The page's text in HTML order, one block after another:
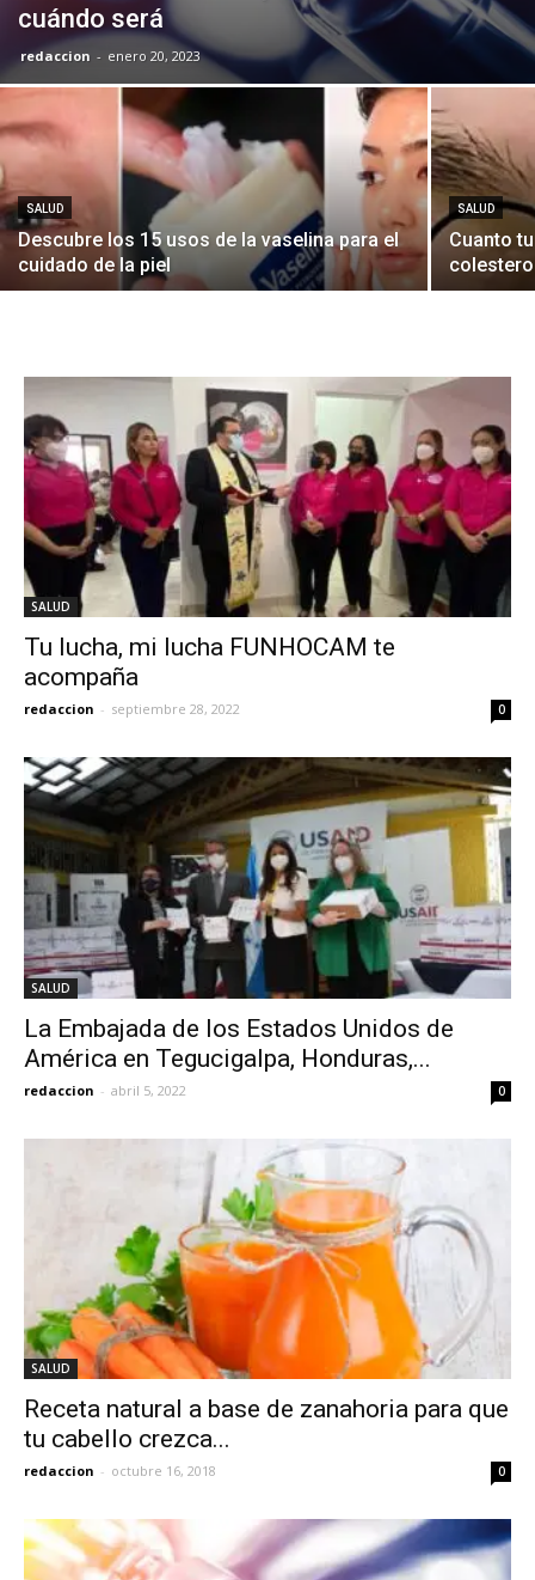
cuándo será
redaccion - enero 20, 2023
SALUD
Descubre los 15 usos de la vaselina para el
cuidado de la piel
SALUD
Cuanto
SALUD
Tu lucha, mi lucha FUNHOCAM te
acompaña
redaccion - septiembre 28, 2022 0
SALUD
La Embajada de los Estados Unidos de
América en Tegucigalpa, Honduras,...
redaccion - abril 5, 2022 0
SALUD
Receta natural a base de zanahoria para que
tu cabello crezca...
redaccion - octubre 16, 2018 0